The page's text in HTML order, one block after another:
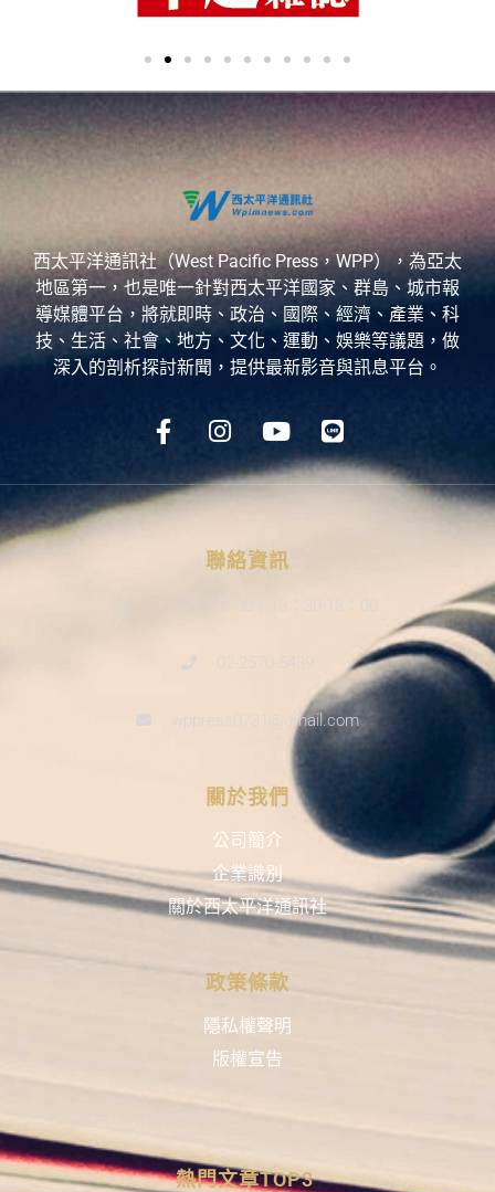
西太平洋通訊社（West Pacific Press，WPP），為亞太
地區第一，也是唯一針對西太平洋國家、群島、城市報
導媒體平台，將就即時、政治、國際、經濟、產業、科
技、生活、社會、地方、文化、運動、娛樂等議題，做
深入的剖析探討新聞，提供最新影音與訊息平台。
聯絡資訊
9：30-12：00；13：30-18：00
02-2570-5439
wppress0731@gmail.com
關於我們
公司簡介
企業識別
關於西太平洋通訊社
政策條款
隱私權聲明
版權宣告
熱門文章TOP3